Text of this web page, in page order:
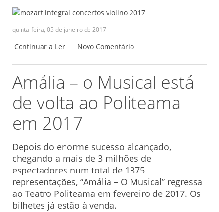
quinta-feira, 05 de janeiro de 2017
Continuar a Ler Novo Comentário
Amália – o Musical está
de volta ao Politeama
em 2017
Depois do enorme sucesso alcançado,
chegando a mais de 3 milhões de
espectadores num total de 1375
representações, “Amália – O Musical” regressa
ao Teatro Politeama em fevereiro de 2017. Os
bilhetes já estão à venda.